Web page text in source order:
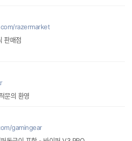
razermarket
매점
의 환영